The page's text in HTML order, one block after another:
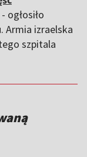
- ogłosiło
izraelska
szpitala